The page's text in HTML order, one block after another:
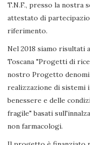
T.N.F., presso la nostra
attestato di
riferimento.
Nel 2018 siamo risultati
Toscana "Progetti di
nostro Progetto
realizzazione di sistemi
benessere e delle
fragile" basati
non farmacologi.